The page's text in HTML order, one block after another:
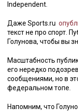
Independent.
Даже Sports.ru
текст не про спорт.
Голунова, чтобы вы
Масштабность
его нередко
сообщениями, но в
федеральном топе.
Напомним, что